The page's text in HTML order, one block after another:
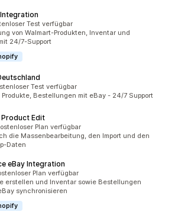
insgesamtTest verfügbar
von Walmart-Produkten, Inventar und
24/7-Support
insgesamtTest verfügbar
Bestellungen mit eBay - 24/7 Support
Edit
insgesamtPlan verfügbar
die Massenbearbeitung, den Import und den
Daten
eBay Integration
insgesamtPlan verfügbar
erstellen und Inventar sowie Bestellungen
synchronisieren